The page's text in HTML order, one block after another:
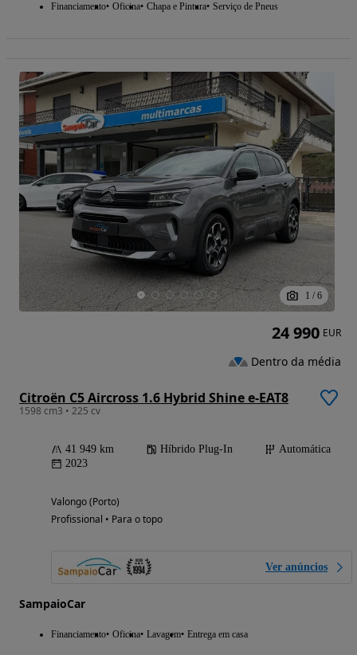
Financiamento Oficina Chapa e Pintura Serviço de Pneus
1 / 6
Citroën C5 Aircross 1.6 Hybrid Shine e-EAT8
1598 cm3 • 225 cv
41 949 km Híbrido Plug-In
Automática
2023
Valongo (Porto)
Profissional • Para o topo
Ver anúncios
SampaioCar
Financiamento Oficina Lavagem Entrega em casa
24 990 EUR
Dentro da média